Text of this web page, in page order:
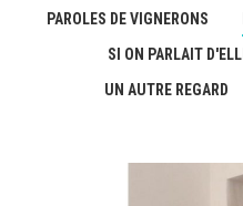
PAROLES DE VIGNERONS
SI ON PARLAIT
UN AUTRE REGARD